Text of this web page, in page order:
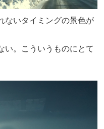
ないタイミングの景色が
い。こういうものにとて